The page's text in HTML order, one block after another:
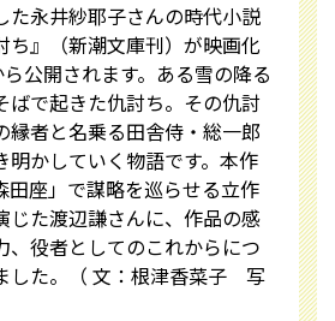
永井紗耶子さんの時代小説
ち』（新潮文庫刊）が映画化
公開されます。ある雪の降る
ばで起きた仇討ち。その仇討
縁者と名乗る田舎侍・総一郎
明かしていく物語です。本作
田座」で謀略を巡らせる立作
じた渡辺謙さんに、作品の感
、役者としてのこれからにつ
した。（ 文：根津香菜子 写